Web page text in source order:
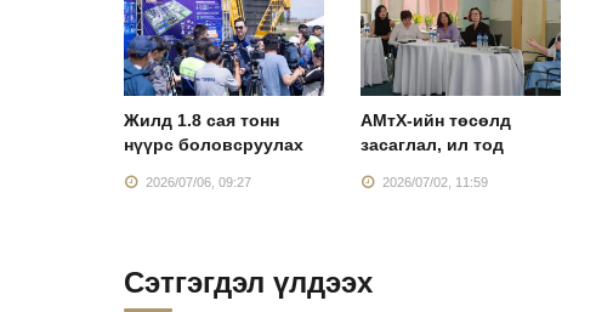
Жилд 1.8 сая тонн
нүүрс боловсруулах
2026/07/06, 09:27
АМтХ-ийн төсөлд
засаглал, ил тод
2026/07/02, 11:59
Сэтгэгдэл үлдээх